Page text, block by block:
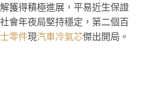
獲得積極進展，平易近生保證
會年夜局堅持穩定，第二個百
零件現汽車冷氣芯傑出開局。